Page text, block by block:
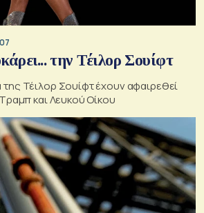
την Τέιλορ Σουίφτ
Τέιλορ Σουίφτ έχουν αφαιρεθεί
και Λευκού Οίκου